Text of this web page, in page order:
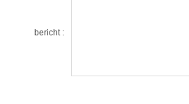
bericht :